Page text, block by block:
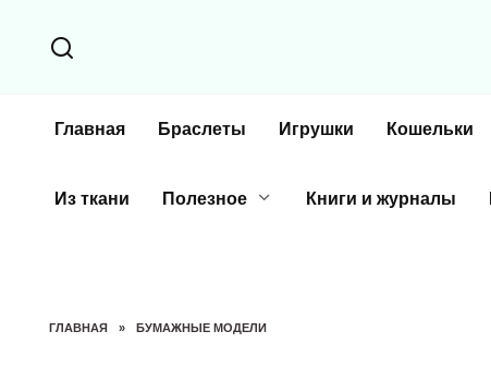
содержанию
Главная Браслеты Игрушки Кошельки
Из ткани Полезное Книги и журналы
ГЛАВНАЯ » БУМАЖНЫЕ МОДЕЛИ